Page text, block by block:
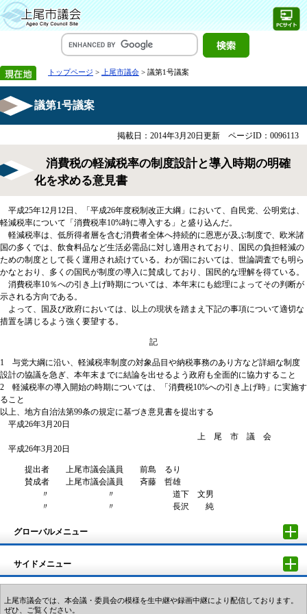
トップページ > 上尾市議会 > 議第1号議案
議第1号議案
掲載日：2014年3月20日更新 ページID：0096113
消費税の軽減税率の制度設計と導入時期の明確
化を求める意見書
平成25年12月12日、「平成26年度税制改正大綱」において、自民党、公明党は、
軽減税率について「消費税率10%時に導入する」と盛り込んだ。
軽減税率は、低所得者層を含む消費者全体へ持続的に恩恵が及ぶ制度で、欧米諸
国の多くでは、飲食料品など生活必需品に対し適用されており、国民の負担軽減の
ための制度として長く運用され続けている。わが国においては、世論調査でも明ら
かなとおり、多くの国民が制度の導入に賛成しており、国民的な理解を得ている。
消費税率10％への引き上げ時期については、本年末にも総理によってその判断が
示される方向である。
よって、国及び政府においては、以上の現状を踏まえ下記の事項について適切な
措置を講じるよう強く要望する。
記
1 与党大綱に沿い、軽減税率制度の対象品目や納税事務のあり方など詳細な制度
設計の協議を急ぎ、本年末までに結論を出せるよう政府も全面的に協力すること
2 軽減税率の導入開始の時期については、「消費税10%への引き上げ時」に実施す
ること
以上、地方自治法第99条の規定に基づき意見書を提出する
平成26年3月20日
上 尾 市 議 会
平成26年3月20日
提出者 上尾市議会議員 前島 るり
賛成者 上尾市議会議員 斉藤 哲雄
〃 〃 道下 文男
〃 〃 長沢 純
グローバルメニュー
サイドメニュー
上尾市議会では、本会議・委員会の模様を生中継や録画中継により配信しております。
ぜひ、ご覧ください。